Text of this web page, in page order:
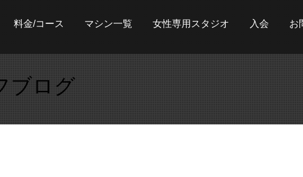
料金/コース マシン一覧 女性専用スタジオ 入会 お
ブログ